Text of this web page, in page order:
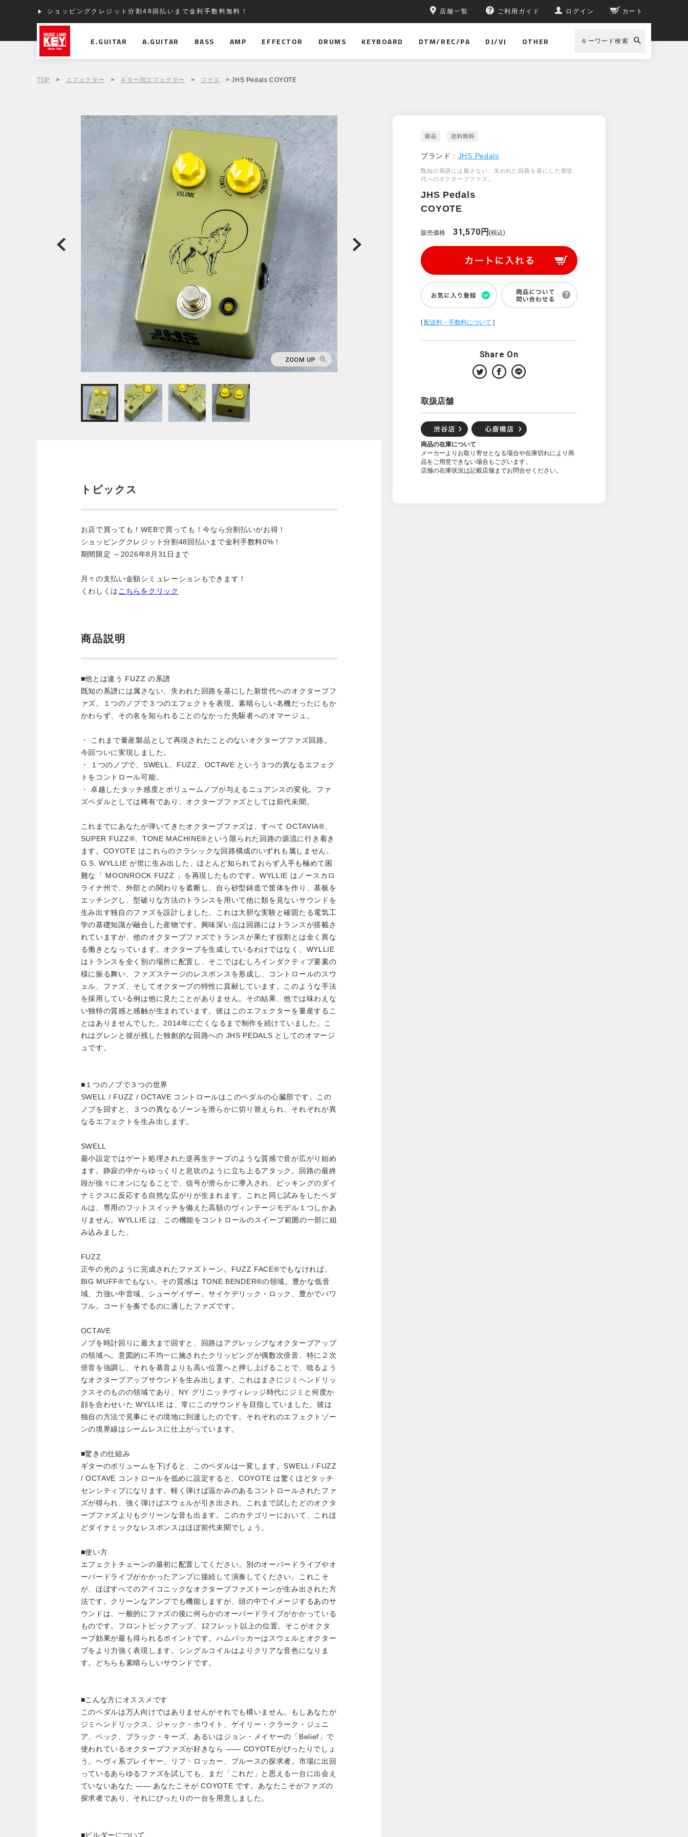
ショッピングクレジット分割48回払いまで金利手数料無料！ 店舗一覧 ご利用ガイド ログイン カート
E.GUITAR A.GUITAR BASS AMP EFFECTOR DRUMS KEYBOARD DTM/REC/PA DJ/VJ OTHER キーワード検索
TOP > エフェクター > ギター用エフェクター > ファズ > JHS Pedals COYOTE
ブランド : JHS Pedals
既知の系譜には属さない、失われた回路を基にした新世
代へのオクターブファズ。
JHS Pedals
COYOTE
販売価格 31,570円(税込)
[配送料・手数料について ]
Share On
取扱店舗
商品の在庫について
メーカーよりお取り寄せとなる場合や在庫切れにより商
品をご用意できない場合もございます。
店舗の在庫状況は記載店舗までお問合せください。
トピックス
お店で買っても！WEBで買っても！今なら分割払いがお得！
ショッピングクレジット分割48回払いまで金利手数料0%！
期間限定 ～2026年8月31日まで
月々の支払い金額シミュレーションもできます！
くわしくは こちらをクリック
商品説明
■他とは違う FUZZ の系譜
既知の系譜には属さない、失われた回路を基にした新世代へのオクターブフ
ァズ。１つのノブで３つのエフェクトを表現。素晴らしい名機だったにもか
かわらず、その名を知られることのなかった先駆者へのオマージュ。
・ これまで量産製品として再現されたことのないオクターブファズ回路。
今回ついに実現しました。
・ １つのノブで、SWELL、FUZZ、OCTAVE という３つの異なるエフェク
トをコントロール可能。
・ 卓越したタッチ感度とボリュームノブが与えるニュアンスの変化。ファ
ズペダルとしては稀有であり、オクターブファズとしては前代未聞。
これまでにあなたが弾いてきたオクターブファズは、すべて OCTAVIA®、
SUPER FUZZ®、TONE MACHINE®という限られた回路の源流に行き着き
ます。COYOTE はこれらのクラシックな回路構成のいずれも属しません。
G.S. WYLLIE が世に生み出した、ほとんど知られておらず入手も極めて困
難な「 MOONROCK FUZZ 」を再現したものです。WYLLIE はノースカロ
ライナ州で、外部との関わりを遮断し、自ら砂型鋳造で筐体を作り、基板を
エッチングし、型破りな方法のトランスを用いて他に類を見ないサウンドを
生み出す独自のファズを設計しました。これは大胆な実験と確固たる電気工
学の基礎知識が融合した産物です。興味深い点は回路にはトランスが搭載さ
れていますが、他のオクターブファズでトランスが果たす役割とは全く異な
る働きとなっています。オクターブを生成しているわけではなく、WYLLIE
はトランスを全く別の場所に配置し、そこではむしろインダクティブ要素の
様に振る舞い、ファズステージのレスポンスを形成し、コントロールのスウ
ェル、ファズ、そしてオクターブの特性に貢献しています。このような手法
を採用している例は他に見たことがありません。その結果、他では味わえな
い独特の質感と感触が生まれています。彼はこのエフェクターを量産するこ
とはありませんでした。2014年に亡くなるまで制作を続けていました。こ
れはグレンと彼が残した独創的な回路への JHS PEDALS としてのオマージ
ュです。
■１つのノブで３つの世界
SWELL / FUZZ / OCTAVE コントロールはこのペダルの心臓部です。この
ノブを回すと、３つの異なるゾーンを滑らかに切り替えられ、それぞれが異
なるエフェクトを生み出します。
SWELL
最小設定ではゲート処理された逆再生テープのような質感で音が広がり始め
ます。静寂の中からゆっくりと息吹のように立ち上るアタック。回路の最終
段が徐々にオンになることで、信号が滑らかに導入され、ピッキングのダイ
ナミクスに反応する自然な広がりが生まれます。これと同じ試みをしたペダ
ルは、専用のフットスイッチを備えた高額のヴィンテージモデル１つしかあ
りません。WYLLIE は、この機能をコントロールのスイープ範囲の一部に組
み込みました。
FUZZ
正午の光のように完成されたファズトーン。FUZZ FACE®でもなければ、
BIG MUFF®でもない。その質感は TONE BENDER®の領域。豊かな低音
域、力強い中音域、シューゲイザー。サイケデリック・ロック、豊かでパワ
フル。コードを奏でるのに適したファズです。
OCTAVE
ノブを時計回りに最大まで回すと、回路はアグレッシブなオクターブアップ
の領域へ。意図的に不均一に施されたクリッピングが偶数次倍音、特に２次
倍音を強調し、それを基音よりも高い位置へと押し上げることで、唸るよう
なオクターブアップサウンドを生み出します。これはまさにジミヘンドリッ
クスそのものの領域であり、NY グリニッチヴィレッジ時代にジミと何度か
顔を合わせいた WYLLIE は、常にこのサウンドを目指していました。彼は
独自の方法で見事にその境地に到達したのです。それぞれのエフェクトゾー
ンの境界線はシームレスに仕上がっています。
■驚きの仕組み
ギターのボリュームを下げると、このペダルは一変します。SWELL / FUZZ
/ OCTAVE コントロールを低めに設定すると、COYOTE は驚くほどタッチ
センシティブになります。軽く弾けば温かみのあるコントロールされたファ
ズが得られ、強く弾けばスウェルが引き出され、これまで試したどのオクタ
ーブファズよりもクリーンな音も出ます。このカテゴリーにおいて、これほ
どダイナミックなレスポンスはほぼ前代未聞でしょう。
■使い方
エフェクトチェーンの最初に配置してください。別のオーバードライブやオ
ーバードライブがかかったアンプに接続して演奏してください。これこそ
が、ほぼすべてのアイコニックなオクターブファズトーンが生み出された方
法です。クリーンなアンプでも機能しますが、頭の中でイメージするあのサ
ウンドは、一般的にファズの後に何らかのオーバードライブがかかっている
ものです。フロントピックアップ、12フレット以上の位置、そこがオクタ
ーブ効果が最も得られるポイントです。ハムバッカーはスウェルとオクター
ブをより力強く表現します。シングルコイルはよりクリアな音色になりま
す。どちらも素晴らしいサウンドです。
■こんな方にオススメです
このペダルは万人向けではありませんがそれでも構いません。もしあなたが
ジミヘンドリックス、ジャック・ホワイト、ゲイリー・クラーク・ジュニ
ア、ベック、ブラック・キーズ、あるいはジョン・メイヤーの「Belief」で
使われているオクターブファズが好きなら ―― COYOTEがぴったりでしょ
う。ヘヴィ系プレイヤー、リフ・ロッカー、ブルースの探求者。市場に出回
っているあらゆるファズを試しても、まだ「これだ」と思える一台に出会え
ていないあなた —— あなたこそが COYOTE です。あなたこそがファズの
探求者であり、それにぴったりの一台を用意しました。
■ビルダーについて